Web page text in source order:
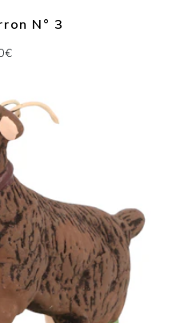
N° 3